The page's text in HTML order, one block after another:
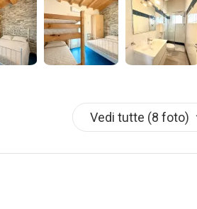
Vedi tutte (8 foto)